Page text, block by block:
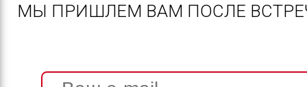
МЫ ПРИШЛЕМ ВАМ ПОСЛЕ